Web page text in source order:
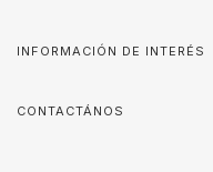
INFORMACIÓN DE INTERÉS
CONTACTÁNOS